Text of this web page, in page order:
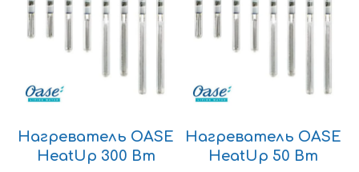
Нагреватель OASE
HeatUp 300 Вт
Нагреватель OASE
HeatUp 50 Вт
Главная
Каталог товаров
О нас
Отзывы
АКВАРИУМНЫЕ РЫБКИ
+79262818337
WA: +79262818337